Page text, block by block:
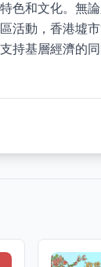
色和文化。無
活動，香港墟
持基層經濟的